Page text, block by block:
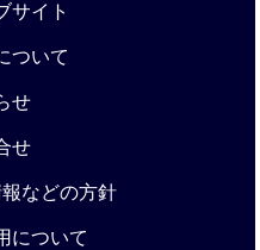
サイト
ついて
せ
せ
などの方針
について